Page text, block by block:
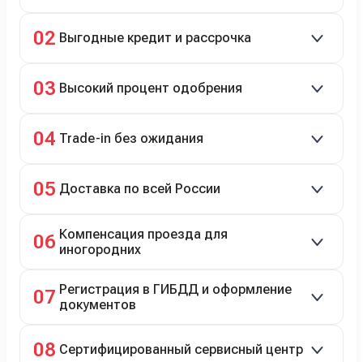
подержанные авто.
02 Выгодные кредит и рассрочка
рассрочка 0% на 2 года при первом взносе 35–50%.
03 Высокий процент одобрения
04 Trade-in без ожидания
05 Доставка по всей России
06 Компенсация проезда для
иногородних
07 Регистрация в ГИБДД и оформление
документов
08 Сертифицированный сервисный центр